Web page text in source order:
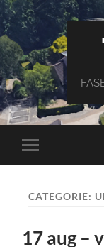
Toggle
mobiel
CATEGORIE:
17 aug –